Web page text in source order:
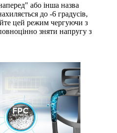
або інша назва
до -6 градусів,
цей режим чергуючи з
зняти напругу з